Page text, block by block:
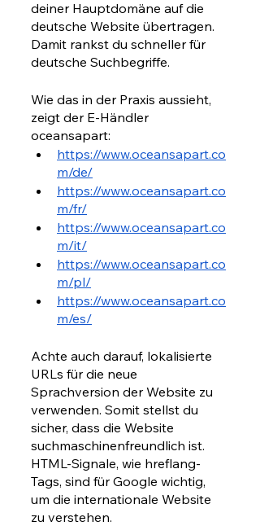
deiner Hauptdomäne auf die
deutsche Website übertragen.
Damit rankst du schneller für
deutsche Suchbegriffe.
Wie das in der Praxis aussieht,
zeigt der E-Händler
oceansapart:
https://www.oceansapart.co
m/de/
https://www.oceansapart.co
m/fr/
https://www.oceansapart.co
m/it/
https://www.oceansapart.co
m/pl/
https://www.oceansapart.co
m/es/
Achte auch darauf, lokalisierte
URLs für die neue
Sprachversion der Website zu
verwenden. Somit stellst du
sicher, dass die Website
suchmaschinenfreundlich ist.
HTML-Signale, wie hreflang-
Tags, sind für Google wichtig,
um die internationale Website
zu verstehen.